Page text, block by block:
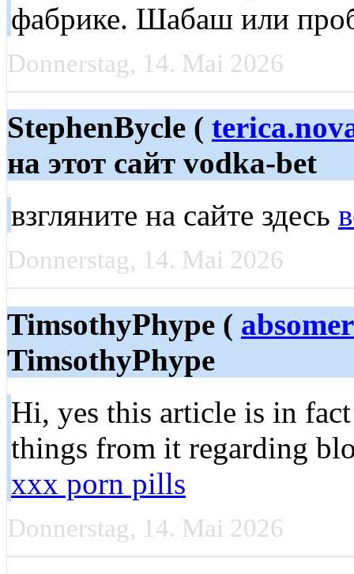
фабрике. Шабаш или
Donnerstag, 14. Mai 2026
StephenBycle (
на этот сайт vodka-bet
взгляните на сайте здесь
Donnerstag, 14. Mai 2026
TimsothyPhype (
TimsothyPhype
Hi, yes this article is in
things from it regarding
xxx porn pills
Donnerstag, 14. Mai 2026